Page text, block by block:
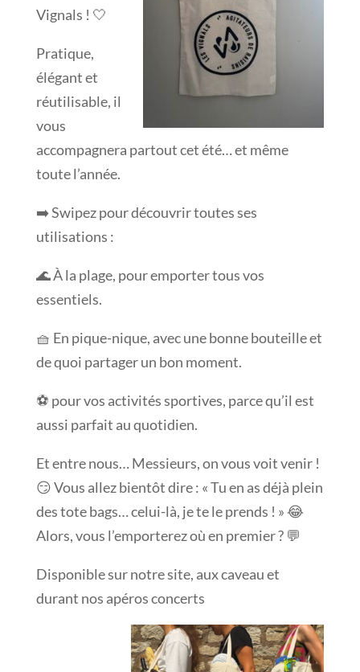
Vignals ! 🤍
Pratique,
élégant et
réutilisable, il
vous
accompagnera partout cet été… et même
toute l’année.
➡️ Swipez pour découvrir toutes ses
utilisations :
🌊 À la plage, pour emporter tous vos
essentiels.
🧺 En pique-nique, avec une bonne bouteille et
de quoi partager un bon moment.
⚽ pour vos activités sportives, parce qu’il est
aussi parfait au quotidien.
Et entre nous… Messieurs, on vous voit venir !
😏 Vous allez bientôt dire : « Tu en as déjà plein
des tote bags… celui-là, je te le prends ! » 😂
Alors, vous l’emporterez où en premier ? 💬
Disponible sur notre site, aux caveau et
durant nos apéros concerts